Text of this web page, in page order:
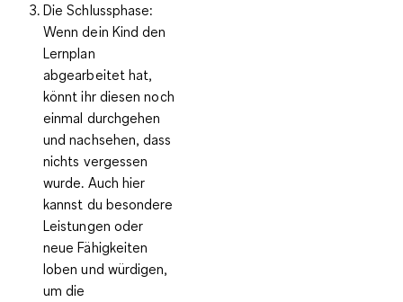
Die Schlussphase:
Wenn dein Kind den
Lernplan
abgearbeitet hat,
könnt ihr diesen noch
einmal durchgehen
und nachsehen, dass
nichts vergessen
wurde. Auch hier
kannst du besondere
Leistungen oder
neue Fähigkeiten
loben und würdigen,
um die